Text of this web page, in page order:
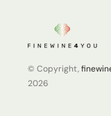
© Copyright,
2026